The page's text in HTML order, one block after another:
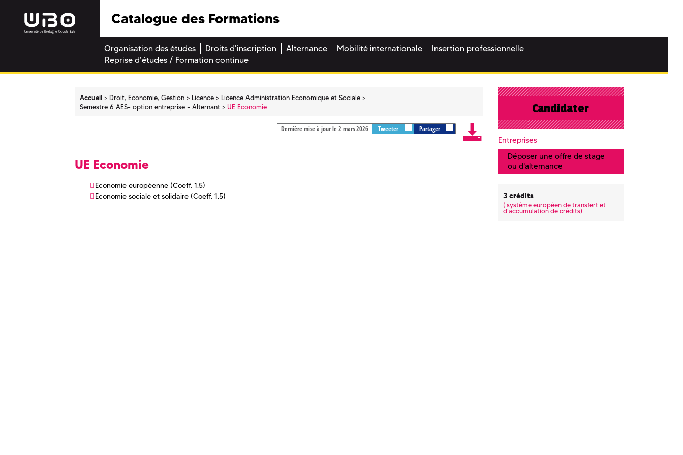
Catalogue des Formations
Organisation des études Droits d'inscription Alternance Mobilité internationale
Insertion professionnelle
Reprise d'études / Formation continue
Accueil Droit, Economie, Gestion Licence
Licence Administration Economique et Sociale
Semestre 6 AES- option entreprise - Alternant
UE Economie
Dernière mise à jour le 2 mars 2026 Tweeter Partager
UE Economie
Economie européenne (Coeff. 1,5)
Economie sociale et solidaire (Coeff. 1,5)
Candidater
Entreprises
Déposer une offre de stage
ou d'alternance
3 crédits
(système européen de transfert et
d'accumulation de crédits)